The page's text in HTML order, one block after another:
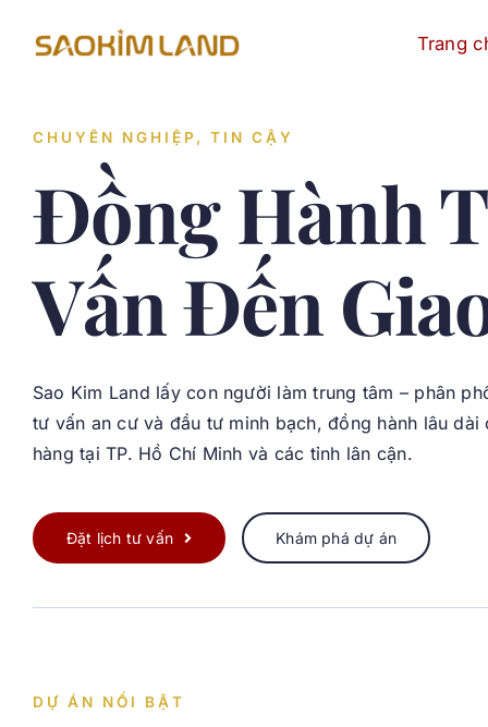
Trang
CHUYÊN NGHIỆP, TIN CẬY
Đồng Hành
Vấn Đến
Sao Kim Land lấy con người làm trung tâm – phân
tư vấn an cư và đầu tư minh bạch, đồng hành lâu dài
hàng tại TP. Hồ Chí Minh và các tỉnh lân cận.
Đặt lịch tư vấn Khám phá dự án
DỰ ÁN NỔI BẬT